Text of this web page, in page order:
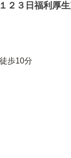
２３日福利厚
歩10分